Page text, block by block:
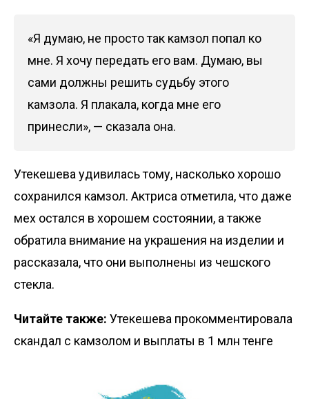
«Я думаю, не просто так камзол попал ко
мне. Я хочу передать его вам. Думаю, вы
сами должны решить судьбу этого
камзола. Я плакала, когда мне его
принесли», — сказала она.
Утекешева удивилась тому, насколько хорошо
сохранился камзол. Актриса отметила, что даже
мех остался в хорошем состоянии, а также
обратила внимание на украшения на изделии и
рассказала, что они выполнены из чешского
стекла.
Читайте также: Утекешева прокомментировала
скандал с камзолом и выплаты в 1 млн тенге